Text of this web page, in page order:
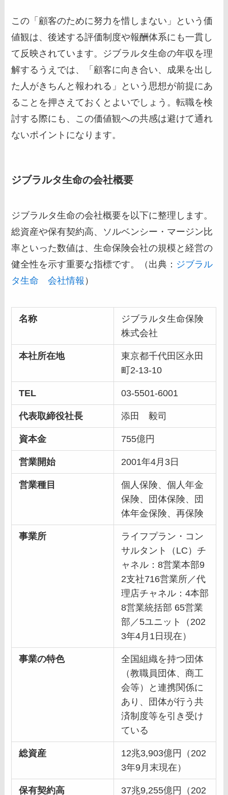
この「顧客のために努力を惜しまない」という価
値観は、後述する評価制度や報酬体系にも一貫し
て反映されています。ジブラルタ生命の年収を理
解するうえでは、「顧客に向き合い、成果を出し
た人がきちんと報われる」という思想が前提にあ
ることを押さえておくとよいでしょう。転職を検
討する際にも、この価値観への共感は避けて通れ
ないポイントになります。
ジブラルタ生命の会社概要
ジブラルタ生命の会社概要を以下に整理します。
総資産や保有契約高、ソルベンシー・マージン比
率といった数値は、生命保険会社の規模と経営の
健全性を示す重要な指標です。（出典： ジブラル
タ生命 会社情報 ）
名称
ジブラルタ生命保険
株式会社
本社所在地
東京都千代田区永田
町2-13-10
TEL 03-5501-6001
代表取締役社長 添田 毅司
資本金 755億円
営業開始 2001年4月3日
営業種目
個人保険、個人年金
保険、団体保険、団
体年金保険、再保険
事業所
ライフプラン・コン
サルタント（LC）チ
ャネル：8営業本部9
2支社716営業所／代
理店チャネル：4本部
8営業統括部 65営業
部／5ユニット（202
3年4月1日現在）
事業の特色
全国組織を持つ団体
（教職員団体、商工
会等）と連携関係に
あり、団体が行う共
済制度等を引き受け
ている
総資産
12兆3,903億円（202
3年9月末現在）
保有契約高
37兆9,255億円（202